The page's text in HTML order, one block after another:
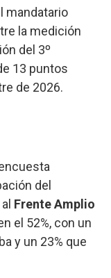
mandatario
la medición
del 3º
13 puntos
de 2026.
del
Frente Amplio
el 52%, con un
y un 23% que